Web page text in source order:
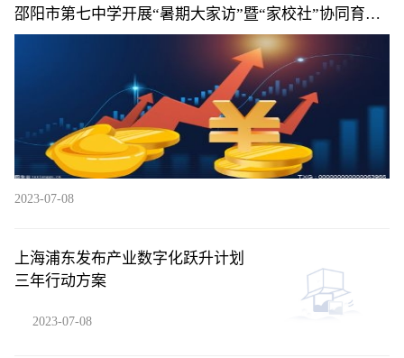
邵阳市第七中学开展“暑期大家访”暨“家校社”协同育人
活动
2023-07-08
上海浦东发布产业数字化跃升计划
三年行动方案
2023-07-08